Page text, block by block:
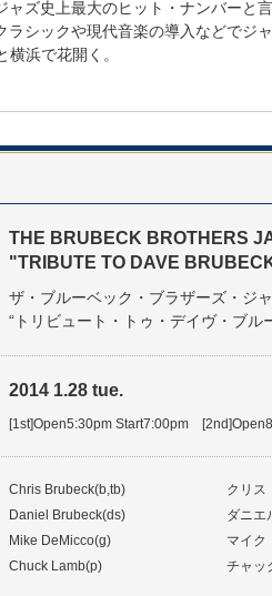
ャズ史上最大のヒット・ナンバーと
ラシックや現代音楽の導入などでジ
横浜で花開く。
THE BRUBECK BROTHERS
"TRIBUTE TO DAVE
ザ・ブルーベック・ブラザーズ・ジ
“トリビュート・トゥ・デイヴ・ブル
2014 1.28 tue.
[1st]Open5:30pm Start7:00pm
Chris Brubeck(b,tb)
クリス
Daniel Brubeck(ds)
ダニエ
Mike DeMicco(g)
マイク
Chuck Lamb(p)
チャッ